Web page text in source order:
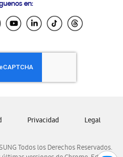
Ecuador
El Salvador
Honduras
Nicaragua
Panamá
Venezuela
en:
Todos los Derechos Reservados.
Privacidad Legal